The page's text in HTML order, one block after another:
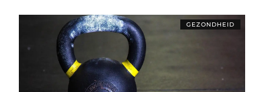
GEZONDHEID